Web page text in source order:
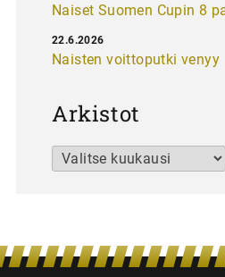
Naiset Suomen Cupin 8
Naisten voittoputki venyy
22.6.2026
Arkistot
Arkistot